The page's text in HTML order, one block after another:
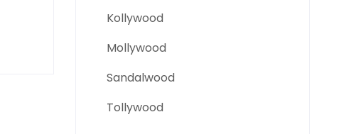
Kollywood
Mollywood
Sandalwood
Tollywood